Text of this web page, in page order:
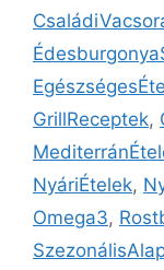
GrillReceptek,
NyáriÉtelek,
Omega3,